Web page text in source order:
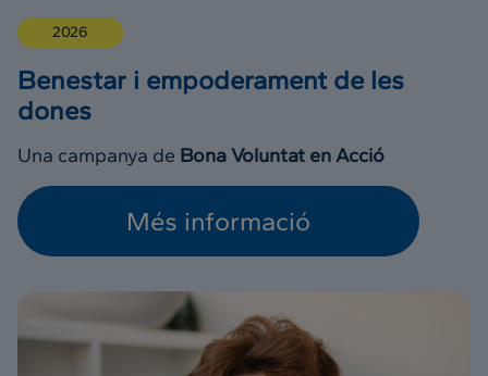
2026
Benestar i empoderament de les
dones
Una campanya de Bona Voluntat en Acció
Més informació